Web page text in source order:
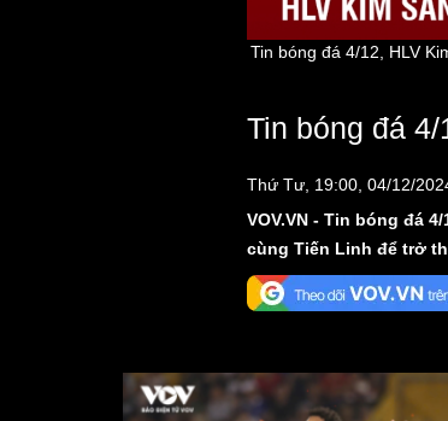
Tin bóng đá 4/12, HLV
Tin bóng đá
Thứ Tư, 19:00, 04/12/
VOV.VN - Tin bóng đá
cùng Tiến Linh để trở